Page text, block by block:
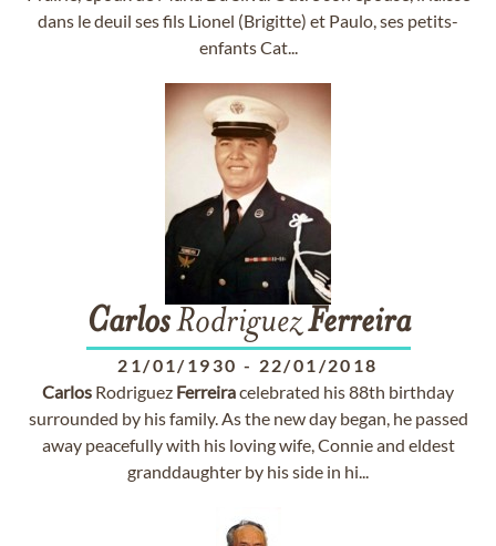
dans le deuil ses fils Lionel (Brigitte) et Paulo, ses petits-
enfants Cat...
CarlosRodriguezFerreira
21/01/1930 - 22/01/2018
Carlos Rodriguez Ferreiracelebrated his 88th birthday
surrounded by his family. As the new day began, he passed
away peacefully with his loving wife, Connie and eldest
granddaughter by his side in hi...